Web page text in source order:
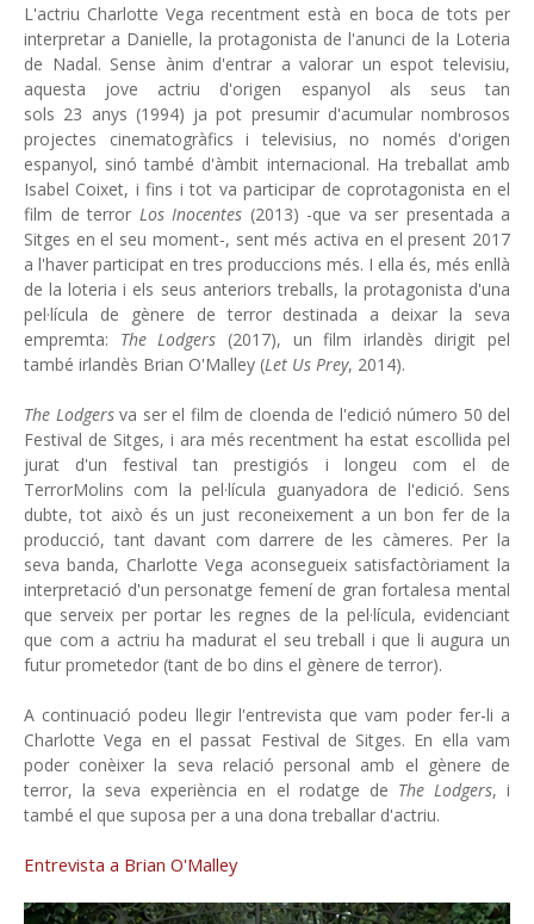
L'actriu Charlotte Vega recentment està en boca de tots per
interpretar a Danielle, la protagonista de l'anunci de la Loteria
de Nadal. Sense ànim d'entrar a valorar un espot televisiu,
aquesta jove actriu d'origen espanyol als seus tan
sols 23 anys (1994) ja pot presumir d'acumular nombrosos
projectes cinematogràfics i televisius, no només d'origen
espanyol, sinó també d'àmbit internacional. Ha treballat amb
Isabel Coixet, i fins i tot va participar de coprotagonista en el
film de terror Los Inocentes (2013) -que va ser presentada a
Sitges en el seu moment-, sent més activa en el present 2017
a l'haver participat en tres produccions més. I ella és, més enllà
de la loteria i els seus anteriors treballs, la protagonista d'una
pel·lícula de gènere de terror destinada a deixar la seva
empremta: The Lodgers (2017), un film irlandès dirigit pel
també irlandès Brian O'Malley (Let Us Prey, 2014).
The Lodgersva ser el film de cloenda de l'edició número 50 del
Festival de Sitges, i ara més recentment ha estat escollida pel
jurat d'un festival tan prestigiós i longeu com el de
TerrorMolins com la pel·lícula guanyadora de l'edició. Sens
dubte, tot això és un just reconeixement a un bon fer de la
producció, tant davant com darrere de les càmeres. Per la
seva banda, Charlotte Vega aconsegueix satisfactòriament la
interpretació d'un personatge femení de gran fortalesa mental
que serveix per portar les regnes de la pel·lícula, evidenciant
que com a actriu ha madurat el seu treball i que li augura un
futur prometedor (tant de bo dins el gènere de terror).
A continuació podeu llegir l'entrevista que vam poder fer-li a
Charlotte Vega en el passat Festival de Sitges. En ella vam
poder conèixer la seva relació personal amb el gènere de
terror, la seva experiència en el rodatge de The Lodgers, i
també el que suposa per a una dona treballar d'actriu.
Entrevista a Brian O'Malley